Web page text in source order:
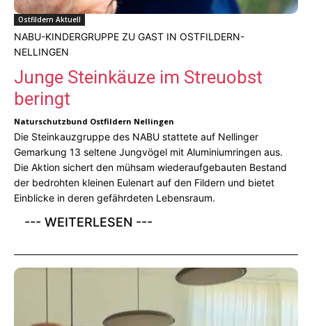
Ostfildern Aktuell
NABU-KINDERGRUPPE ZU GAST IN OSTFILDERN-
NELLINGEN
Junge Steinkäuze im Streuobst
beringt
Naturschutzbund Ostfildern Nellingen
Die Steinkauzgruppe des NABU stattete auf Nellinger
Gemarkung 13 seltene Jungvögel mit Aluminiumringen aus.
Die Aktion sichert den mühsam wiederaufgebauten Bestand
der bedrohten kleinen Eulenart auf den Fildern und bietet
Einblicke in deren gefährdeten Lebensraum.
--- WEITERLESEN ---